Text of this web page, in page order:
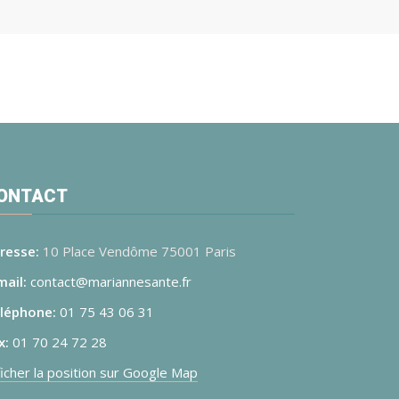
10 Place Vendôme 75001 Paris
contact@mariannesante.fr
01 75 43 06 31
01 70 24 72 28
la position sur Google Map